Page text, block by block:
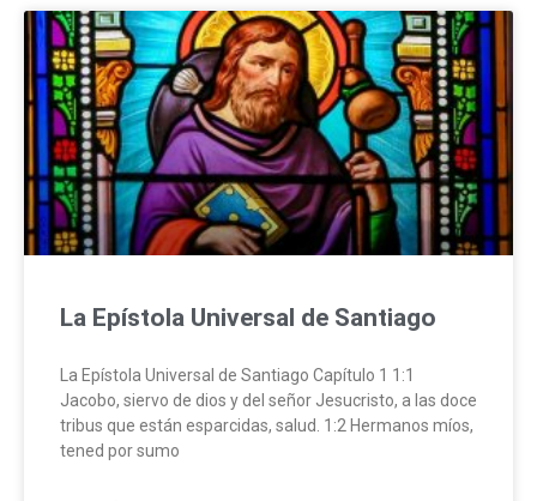
La Epístola Universal de Santiago
La Epístola Universal de Santiago Capítulo 1 1:1
Jacobo, siervo de dios y del señor Jesucristo, a las doce
tribus que están esparcidas, salud. 1:2 Hermanos míos,
tened por sumo